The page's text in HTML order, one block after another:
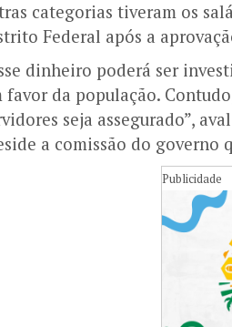
categorias tiveram os
Federal após a
dinheiro poderá ser
favor da população.
seja assegurado”,
a comissão do governo
Publicidade